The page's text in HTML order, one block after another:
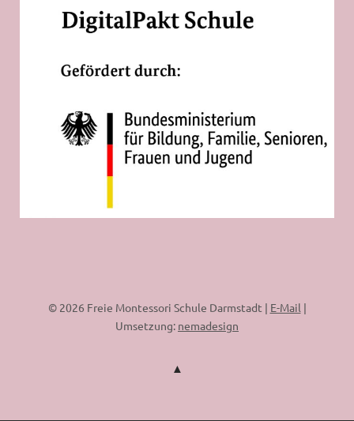
© 2026 Freie Montessori Schule Darmstadt | E-Mail |
Umsetzung: nemadesign